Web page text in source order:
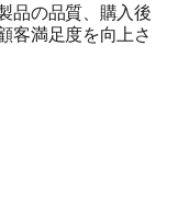
品の品質、購入後
客満足度を向上さ